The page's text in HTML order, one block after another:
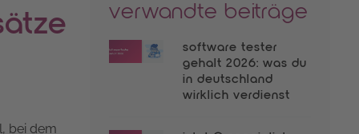
bei dem
verwandte beiträge
software tester
gehalt 2026: was du
in deutschland
wirklich verdienst